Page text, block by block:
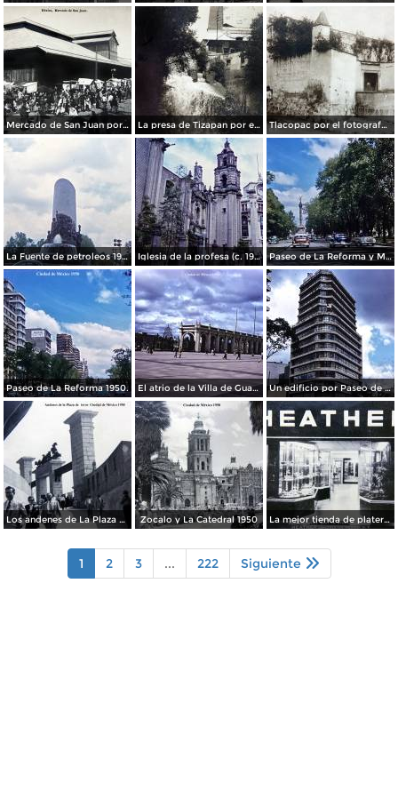
Mercado de San Juan por el fotografo Felix Miret La presa de Tizapan por el fotografo Fernando Kososky. ( Circulada el 22 de Diembre de 1910 ). Tlacopac por el fotografo Hugo Brehme.
La Fuente de petroleos 1950. Iglesia de la profesa (c. 1950) Paseo de La Reforma y Mto a La Independencia 1950
Paseo de La Reforma 1950. El atrio de la Villa de Guadalupe 1950. Un edificio por Paseo de La Reforma 1950
Los andenes de La Plaza de toros Ciudad de México 1950 Zocalo y La Catedral 1950 La mejor tienda de plateria.
1 2 3 ... 222 Siguiente